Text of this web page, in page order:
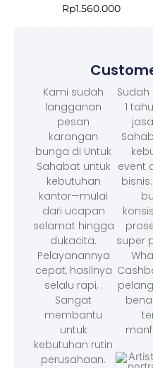
Rp1.560.000
Kami sudah
langganan
pesan
karangan
bunga di Untuk
Sahabat untuk
kebutuhan
kantor—mulai
dari ucapan
selamat hingga
dukacita.
Pelayanannya
cepat, hasilnya
selalu rapi, .
Sangat
membantu
untuk
kebutuhan rutin
perusahaan.
Sudah
1
event
super